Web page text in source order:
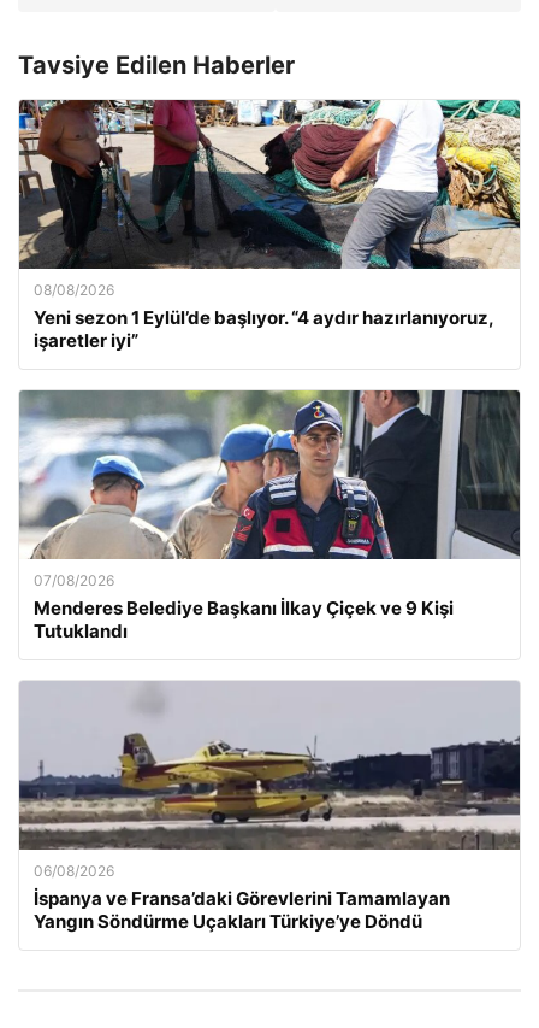
Tavsiye Edilen Haberler
08/08/2026
Yeni sezon 1 Eylül’de başlıyor. “4 aydır hazırlanıyoruz,
işaretler iyi”
07/08/2026
Menderes Belediye Başkanı İlkay Çiçek ve 9 Kişi
Tutuklandı
06/08/2026
İspanya ve Fransa’daki Görevlerini Tamamlayan
Yangın Söndürme Uçakları Türkiye’ye Döndü